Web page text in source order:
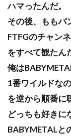
ハマったんだ。
その後、ももバ
FTFGのチャン
をすべて観たん
俺は
1番ワイルドな
を逆から順番に
どっちも好きに
BABYMETALと